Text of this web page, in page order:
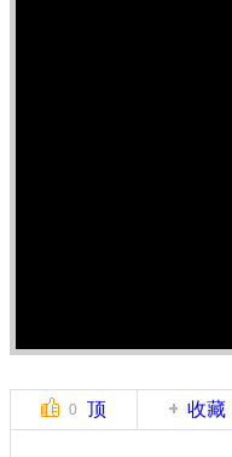
0 顶 收藏